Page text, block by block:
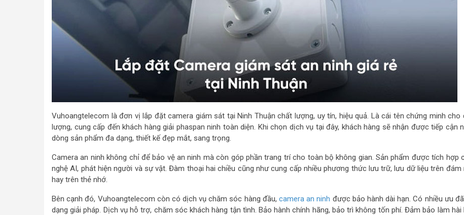
Vuhoangtelecom là đơn vị lắp đặt camera giám sát tại Ninh Thuận chất lượng, uy tín, hiệu quả. Là cái tên chứng minh cho
lượng, cung cấp đến khách hàng giải phaspan ninh toàn diện. Khi chọn dịch vụ tại đây, khách hàng sẽ nhận được tiếp cận
dòng sản phẩm đa dạng, thiết kế đẹp mắt, sang trọng.
Camera an ninh không chỉ để bảo vệ an ninh mà còn góp phần trang trí cho toàn bộ không gian. Sản phẩm được tích hợp
nghệ AI, phát hiện người và sự vật. Đàm thoại hai chiều cũng như cung cấp nhiều phương thức lưu trữ, lưu dữ liệu trên đám
hay trên thẻ nhớ.
Bên cạnh đó, Vuhoangtelecom còn có dịch vụ chăm sóc hàng đầu, camera an ninh được bảo hành dài hạn. Có nhiều ưu
dạng giải pháp. Dịch vụ hỗ trợ, chăm sóc khách hàng tận tình. Bảo hành chính hãng, bảo trì không tốn phí. Đảm bảo làm hài